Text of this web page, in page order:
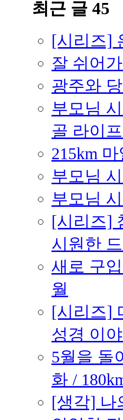
최근 글 45
[시리즈]
잘 쉬어
광주와
부모님
골 라이
215km
부모님
부모님
[시리즈]
시원한
새로 구
월
[시리즈]
성경 이
5월을 돌
화 /
[생각] 나